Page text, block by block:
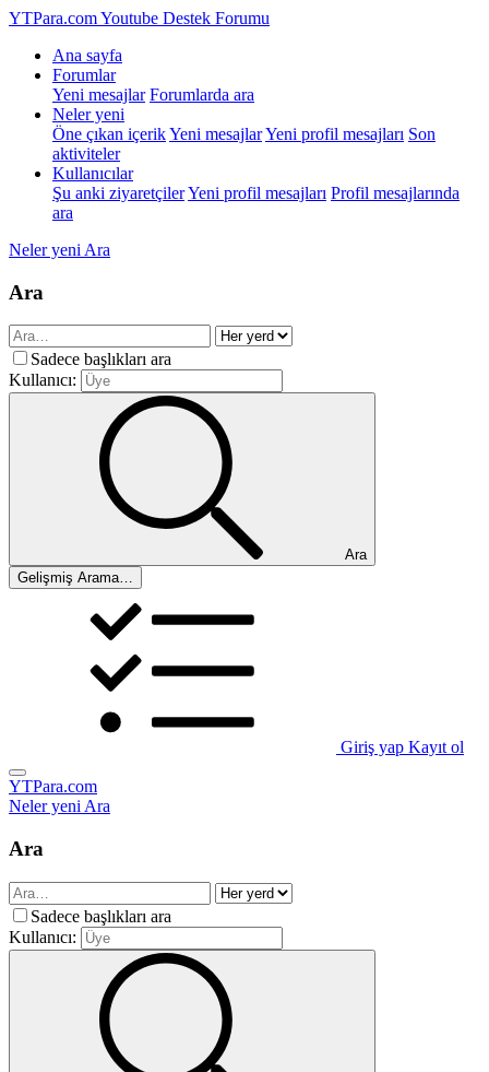
YTPara.comYoutube Destek Forumu
Ana sayfa
Forumlar
Yeni mesajlar Forumlarda ara
Neler yeni
Öne çıkan içerikYeni mesajlarYeni profil mesajları Son
aktiviteler
Kullanıcılar
Şu anki ziyaretçilerYeni profil mesajları Profil mesajlarında
ara
Neler yeni Ara
Ara
Sadece başlıkları ara
Kullanıcı:
Ara
Gelişmiş Arama…
Giriş yap Kayıt ol
YTPara.com
Neler yeniAra
Ara
Sadece başlıkları ara
Kullanıcı: